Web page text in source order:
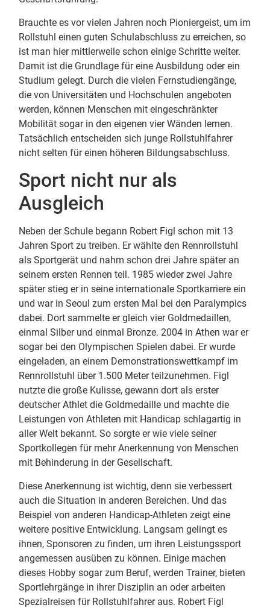
Brauchte es vor vielen Jahren noch Pioniergeist, um im
Rollstuhl einen guten Schulabschluss zu erreichen, so
ist man hier mittlerweile schon einige Schritte weiter.
Damit ist die Grundlage für eine Ausbildung oder ein
Studium gelegt. Durch die vielen Fernstudiengänge,
die von Universitäten und Hochschulen angeboten
werden, können Menschen mit eingeschränkter
Mobilität sogar in den eigenen vier Wänden lernen.
Tatsächlich entscheiden sich junge Rollstuhlfahrer
nicht selten für einen höheren Bildungsabschluss.
Sport nicht nur als
Ausgleich
Neben der Schule begann Robert Figl schon mit 13
Jahren Sport zu treiben. Er wählte den Rennrollstuhl
als Sportgerät und nahm schon drei Jahre später an
seinem ersten Rennen teil. 1985 wieder zwei Jahre
später stieg er in seine internationale Sportkarriere ein
und war in Seoul zum ersten Mal bei den Paralympics
dabei. Dort sammelte er gleich vier Goldmedaillen,
einmal Silber und einmal Bronze. 2004 in Athen war er
sogar bei den Olympischen Spielen dabei. Er wurde
eingeladen, an einem Demonstrationswettkampf im
Rennrollstuhl über 1.500 Meter teilzunehmen. Figl
nutzte die große Kulisse, gewann dort als erster
deutscher Athlet die Goldmedaille und machte die
Leistungen von Athleten mit Handicap schlagartig in
aller Welt bekannt. So sorgte er wie viele seiner
Sportkollegen für mehr Anerkennung von Menschen
mit Behinderung in der Gesellschaft.
Diese Anerkennung ist wichtig, denn sie verbessert
auch die Situation in anderen Bereichen. Und das
Beispiel von anderen Handicap-Athleten zeigt eine
weitere positive Entwicklung. Langsam gelingt es
ihnen, Sponsoren zu finden, um ihren Leistungssport
angemessen ausüben zu können. Einige machen
dieses Hobby sogar zum Beruf, werden Trainer, bieten
Sportlehrgänge in ihrer Disziplin an oder arbeiten
Spezialreisen für Rollstuhlfahrer aus. Robert Figl